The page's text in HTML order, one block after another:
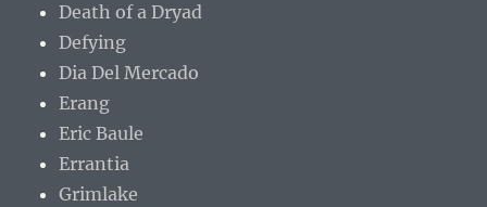
Death of a Dryad
Defying
Dia Del Mercado
Erang
Eric Baule
Errantia
Grimlake